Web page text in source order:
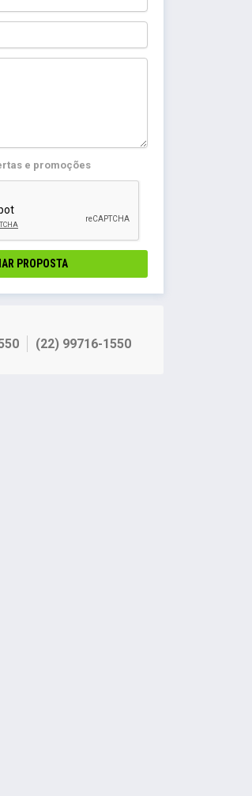
e promoções
PROPOSTA
(22) 99716-1550